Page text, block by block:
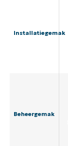
Installatiegemak
Beheergemak